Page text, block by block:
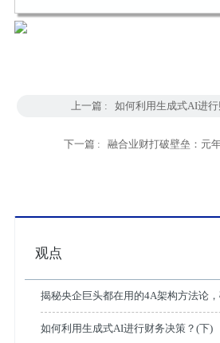
上一篇 : 如何利用生成式AI进
下一篇 : 融合业财打破壁垒：元
观点
揭秘央企巨头都在用的4A架构方法论
转型困局
如何利用生成式AI进行财务决策？(下)